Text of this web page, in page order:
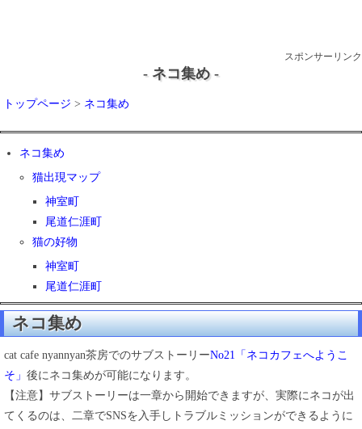
スポンサーリンク
- ネコ集め -
トップページ > ネコ集め
ネコ集め
猫出現マップ
神室町
尾道仁涯町
猫の好物
神室町
尾道仁涯町
ネコ集め
cat cafe nyannyan茶房でのサブストーリーNo21「ネコカフェへようこ
そ」 後にネコ集めが可能になります。
【注意】サブストーリーは一章から開始できますが、実際にネコが出
てくるのは、二章でSNSを入手しトラブルミッションができるように